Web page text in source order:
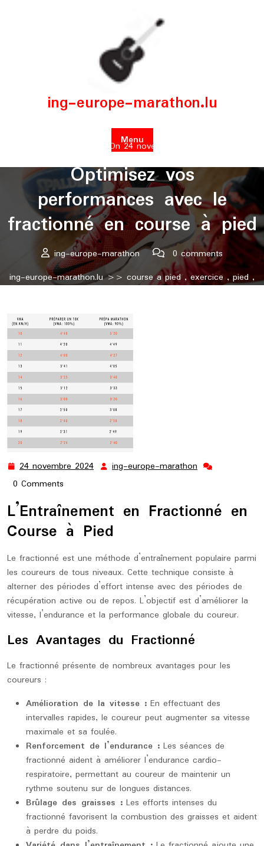
ing-europe-marathon.lu
Menu
Posted On 24 novembre 2024
Optimisez vos
performances avec le
fractionné en course à pied
ing-europe-marathon
0 comments
ing-europe-marathon.lu>> course a pied,exercice ,pied ,
24 novembre 2024 24 ing-europe-marathon ing-
0 Comments
L’Entraînement en Fractionné en
Course à Pied
Le fractionné est une méthode d’entraînement populaire parmi
les coureurs de tous niveaux. Cette technique consiste à
alterner des périodes d’effort intense avec des périodes de
récupération active ou de repos. L’objectif est d’améliorer la
vitesse, l’endurance et la performance globale du coureur.
Les Avantages du Fractionné
Le fractionné présente de nombreux avantages pour les
coureurs :
Amélioration de la vitesse : En effectuant des
intervalles rapides, le coureur peut augmenter sa vitesse
maximale et sa foulée.
Renforcement de l’endurance : Les séances de
fractionné aident à améliorer l’endurance cardio-
respiratoire, permettant au coureur de maintenir un
rythme soutenu sur de longues distances.
Brûlage des graisses : Les efforts intenses du
fractionné favorisent la combustion des graisses et aident
à perdre du poids.